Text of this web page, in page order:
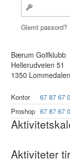
Glemt passord?
Bærum Golfklubb
Hellerudveien 51
1350 Lommedalen
Kontor
67 87 67
Proshop 67 87 67
Aktiviteter